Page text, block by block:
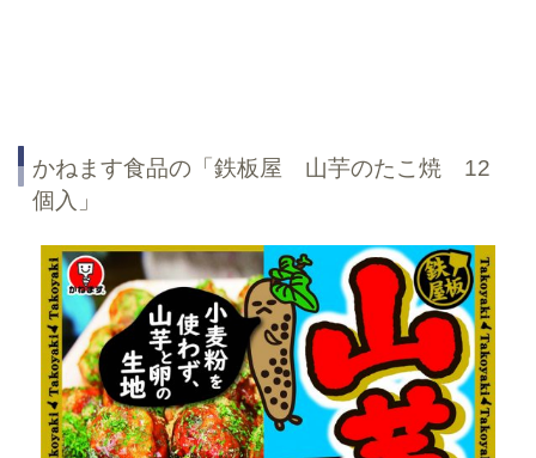
かねます食品の「鉄板屋 山芋のたこ焼 12
個入」